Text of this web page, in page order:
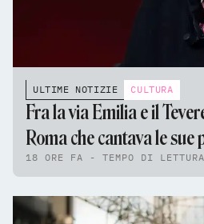
ULTIME NOTIZIE CULTURA
Fra la via Emilia e il
Roma che cantava le sue
18 ORE FA - TEMPO DI